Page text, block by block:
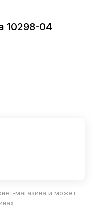
10298-04
магазина и может